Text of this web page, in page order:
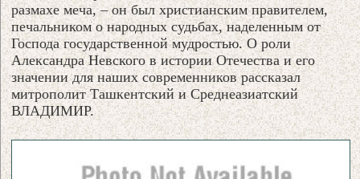
размахе меча, – он был христианским правителем,
печальником о народных судьбах, наделенным от
Господа государственной мудростью. О роли
Александра Невского в истории Отечества и его
значении для наших современников рассказал
митрополит Ташкентский и Среднеазиатский
ВЛАДИМИР.